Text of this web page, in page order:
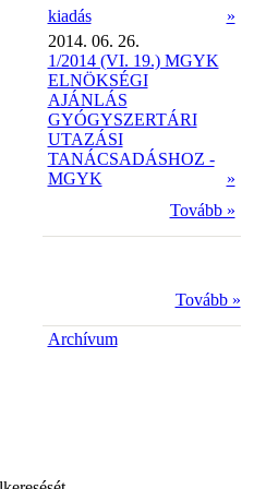
kiadás
»
2014. 06. 26.
1/2014 (VI. 19.) MGYK
ELNÖKSÉGI
AJÁNLÁS
GYÓGYSZERTÁRI
UTAZÁSI
TANÁCSADÁSHOZ -
MGYK
»
Tovább »
Tovább »
Archívum